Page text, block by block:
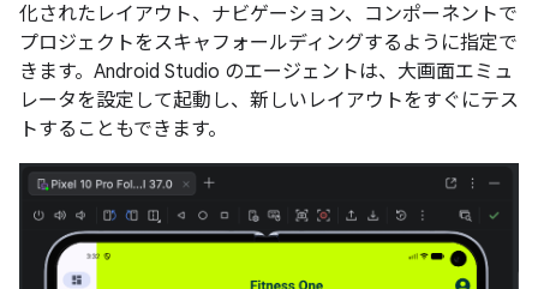
化されたレイアウト、ナビゲーション、コンポーネントで
プロジェクトをスキャフォールディングするように指定で
きます。Android Studio のエージェントは、大画面エミュ
レータを設定して起動し、新しいレイアウトをすぐにテス
トすることもできます。